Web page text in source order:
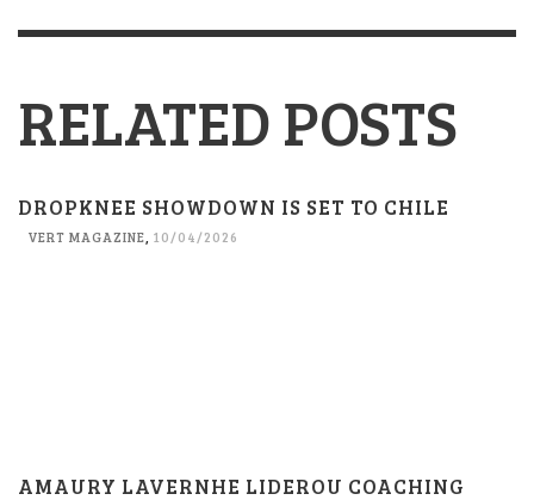
RELATED POSTS
DROPKNEE SHOWDOWN IS SET TO CHILE
VERT MAGAZINE 10/04/2026
AMAURY LAVERNHE LIDEROU COACHING